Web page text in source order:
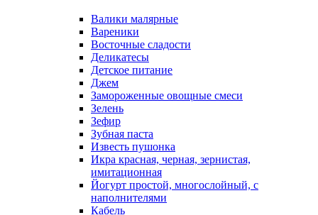
Валики малярные
Вареники
Восточные сладости
Деликатесы
Детское питание
Джем
Замороженные овощные смеси
Зелень
Зефир
Зубная паста
Известь пушонка
Икра красная, черная, зернистая,
имитационная
Йогурт простой, многослойный, с
наполнителями
Кабель